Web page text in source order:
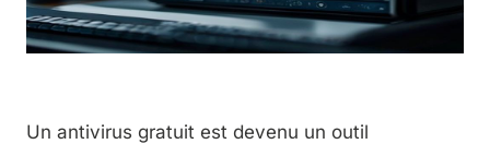
Un antivirus gratuit est devenu un outil